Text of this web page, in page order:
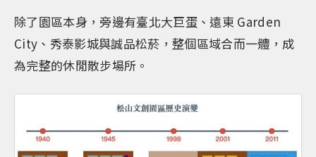
除了園區本身，旁邊有臺北大巨蛋、遠東 Garden
City、秀泰影城與誠品松菸，整個區域合而一體，成
為完整的休閒散步場所。